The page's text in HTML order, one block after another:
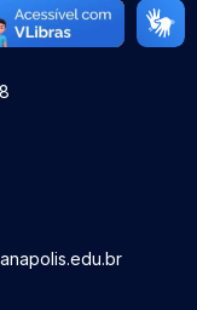
– 75080-730